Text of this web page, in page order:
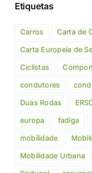
Etiquetas
Carros Carta de
Carta Europeia de
Ciclistas
condutores
Duas Rodas
europa fadiga
mobilidade
Mobilidade Urbana